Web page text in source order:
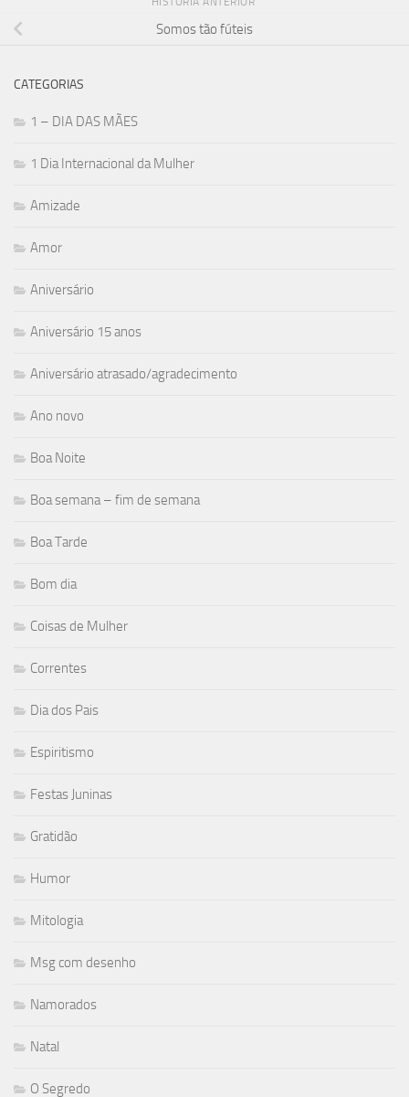
Somos tão fúteis
CATEGORIAS
1 – DIA DAS MÃES
1 Dia Internacional da Mulher
Amizade
Amor
Aniversário
Aniversário 15 anos
Aniversário atrasado/agradecimento
Ano novo
Boa Noite
Boa semana – fim de semana
Boa Tarde
Bom dia
Coisas de Mulher
Correntes
Dia dos Pais
Espiritismo
Festas Juninas
Gratidão
Humor
Mitologia
Msg com desenho
Namorados
Natal
O Segredo